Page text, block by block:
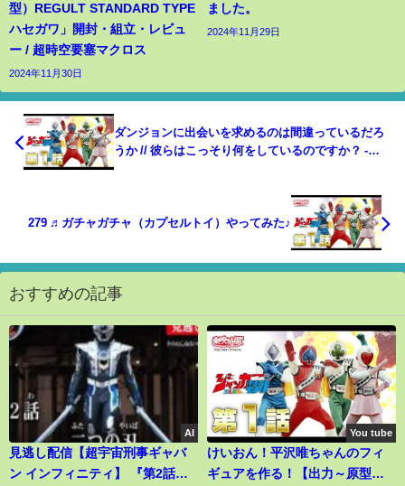
型）REGULT STANDARD TYPE
ハセガワ」開封・組立・レビュ
ー / 超時空要塞マクロス
2024年11月30日
ました。
2024年11月29日
ダンジョンに出会いを求めるのは間違っているだろ
うか // 彼らはこっそり何をしているのですか？ -
279 ♬ガチャガチャ（カプセルトイ）やってみた♪
おすすめの記事
AI
見逃し配信【超宇宙刑事ギャバ
ン インフィニティ】 『第2話
You tube
けいおん！平沢唯ちゃんのフィ
ギュアを作る！【出力～原型完